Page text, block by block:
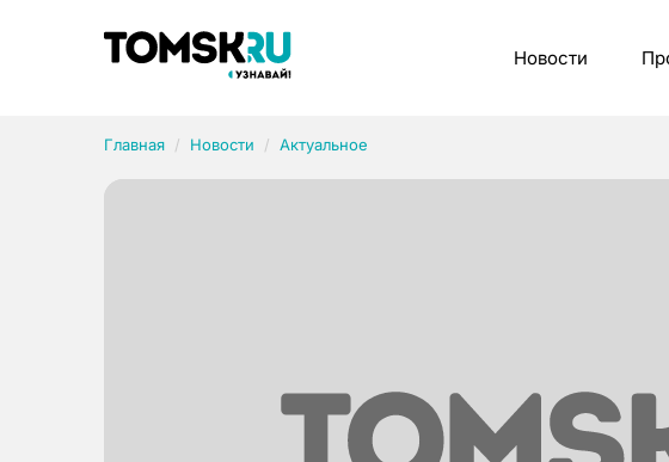
Новости
Главная Новости Актуальное
Рубрики